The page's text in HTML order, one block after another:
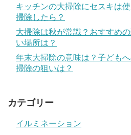
キッチンの大掃除にセスキは
掃除したら？
大掃除は秋が常識？おすすめ
い場所は？
年末大掃除の意味は？子ども
掃除の狙いは？
カテゴリー
イルミネーション